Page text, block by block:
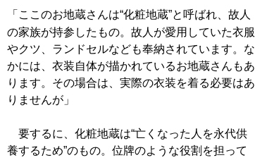
「ここのお地蔵さんは“化粧地蔵”と呼ばれ、故人
の家族が持参したもの。故人が愛用していた衣服
やクツ、ランドセルなども奉納されています。な
かには、衣装自体が描かれているお地蔵さんもあ
ります。その場合は、実際の衣装を着る必要はあ
りませんが」
要するに、化粧地蔵は“亡くなった人を永代供
養するため”のもの。位牌のような役割を担って